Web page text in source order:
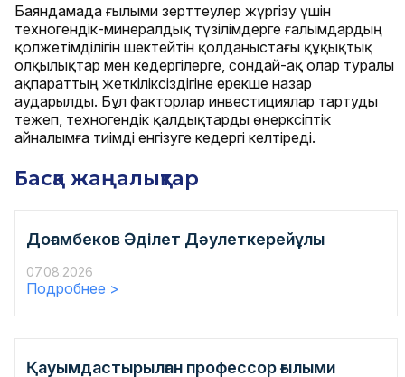
Баяндамада ғылыми зерттеулер жүргізу үшін
техногендік-минералдық түзілімдерге ғалымдардың
қолжетімділігін шектейтін қолданыстағы құқықтық
олқылықтар мен кедергілерге, сондай-ақ олар туралы
ақпараттың жеткіліксіздігіне ерекше назар
аударылды. Бұл факторлар инвестициялар тартуды
тежеп, техногендік қалдықтарды өнеркәсіптік
айналымға тиімді енгізуге кедергі келтіреді.
Басқа жаңалықтар
Доғамбеков Əділет Дəулеткерейұлы
07.08.2026
Подробнее >
Қауымдастырылған профессор ғылыми